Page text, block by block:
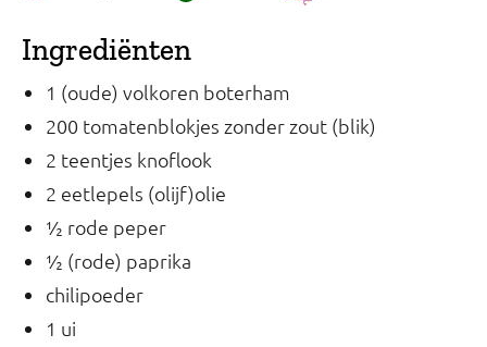
Ingrediënten
1 (oude) volkoren boterham
200 tomatenblokjes zonder zout (blik)
2 teentjes knoflook
2 eetlepels (olijf)olie
½ rode peper
½ (rode) paprika
chilipoeder
1 ui